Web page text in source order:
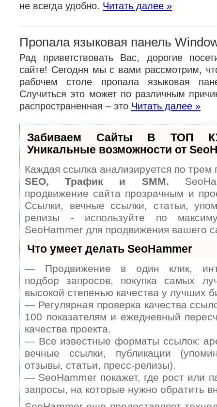
не всегда удобно. Читать далее »
Пропала языковая панель
Рад приветствовать Вас, дорогие
сайте! Сегодня мы с вами рассмотрим,
рабочем столе пропала языковая
Случиться это может по различным
распространенная – это Читать далее »
Забиваем Сайты В ТОП
Уникальные возможности от
Каждая ссылка анализируется по трем
SEO, Трафик и SMM.
продвижение сайта прозрачным и
Ссылки, вечные ссылки, статьи,
релизы - используйте по
SeoHammer для продвижения вашего
Что умеет делать SeoHammer
— Продвижение в один клик,
подбор запросов, покупка самых
высокой степенью качества у лучших
— Регулярная проверка качества
100 показателям и ежедневный
качества проекта.
— Все известные форматы ссылок:
вечные ссылки, публикации
отзывы, статьи, пресс-релизы).
— SeoHammer покажет, где рост или
запросы, на которые нужно обратить